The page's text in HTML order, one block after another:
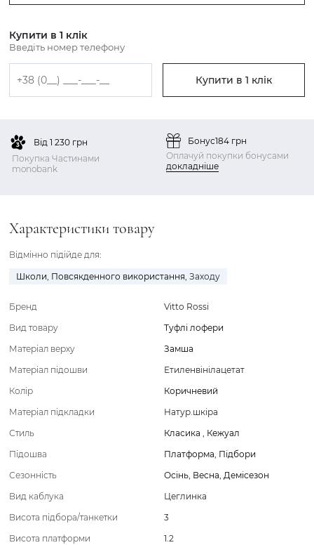
Купити в 1 клік
Введіть номер телефону
Купити в 1 клік
Від 1 230 грн
Покупка Частинами
monobank
Бонус184 грн
Оплачуй покупки бонусами
докладніше
Характеристики товару
Відмінно підійде для:
Школи, Повсякденного використання, Заходу
Бренд
Vitto Rossi
Вид товару
Туфлі лофери
Матеріал верху
Замша
Матеріал підошви
Етиленвінілацетат
Колір
Коричневий
Матеріал підкладки
Натур.шкіра
Стиль
Класика , Кежуал
Підошва
Платформа, Підбори
Сезонність
Осінь, Весна, Демісезон
Вид каблука
Цеглинка
Висота підбора/танкетки
3
Висота платформи
1.2